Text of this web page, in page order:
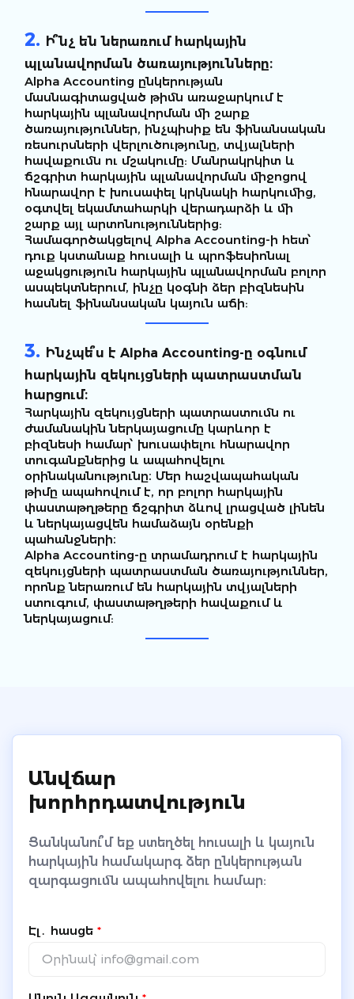
2. Ի՞նչ են ներառում հարկային
պլանավորման ծառայությունները։
Alpha Accounting ընկերության
մասնագիտացված թիմն առաջարկում է
հարկային պլանավորման մի շարք
ծառայություններ, ինչպիսիք են ֆինանսական
ռեսուրսների վերլուծությունը, տվյալների
հավաքումն ու մշակումը: Մանրակրկիտ և
ճշգրիտ հարկային պլանավորման միջոցով
հնարավոր է խուսափել կրկնակի հարկումից,
օգտվել եկամտահարկի վերադարձի և մի
շարք այլ արտոնություններից:
Համագործակցելով Alpha Accounting-ի հետ՝
դուք կստանաք հուսալի և պրոֆեսիոնալ
աջակցություն հարկային պլանավորման բոլոր
ասպեկտներում, ինչը կօգնի ձեր բիզնեսին
հասնել ֆինանսական կայուն աճի:
3. Ինչպե՞ս է Alpha Accounting-ը օգնում
հարկային զեկույցների պատրաստման
հարցում։
Հարկային զեկույցների պատրաստումն ու
ժամանակին ներկայացումը կարևոր է
բիզնեսի համար՝ խուսափելու հնարավոր
տուգանքներից և ապահովելու
օրինականությունը։ Մեր հաշվապահական
թիմը ապահովում է, որ բոլոր հարկային
փաստաթղթերը ճշգրիտ ձևով լրացված լինեն
և ներկայացվեն համաձայն օրենքի
պահանջների։
Alpha Accounting-ը տրամադրում է հարկային
զեկույցների պատրաստման ծառայություններ,
որոնք ներառում են հարկային տվյալների
ստուգում, փաստաթղթերի հավաքում և
ներկայացում:
Անվճար
խորհրդատվություն
Ցանկանու՞մ եք ստեղծել հուսալի և կայուն
հարկային համակարգ ձեր ընկերության
զարգացումն ապահովելու համար:
Էլ․ հասցե *